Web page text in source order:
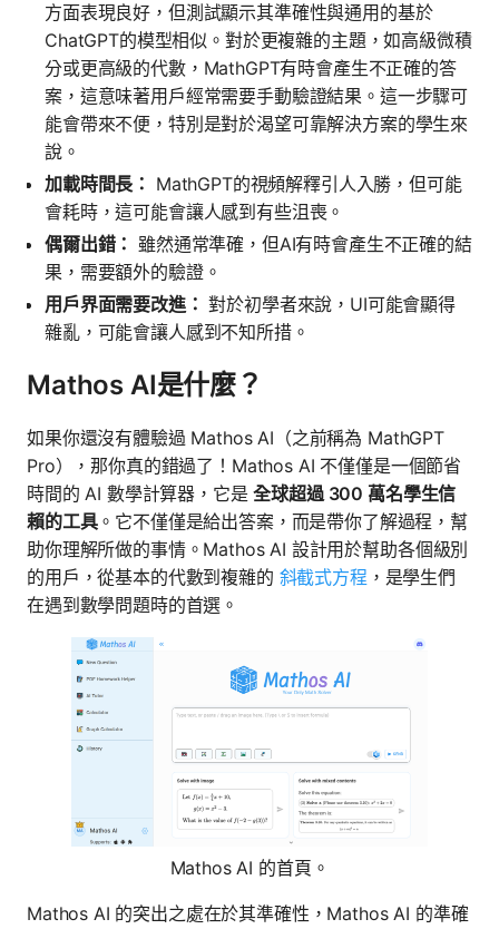
方面表現良好，但測試顯示其準確性與通用的基於
ChatGPT的模型相似。對於更複雜的主題，如高級微積
分或更高級的代數，MathGPT有時會產生不正確的答
案，這意味著用戶經常需要手動驗證結果。這一步驟可
能會帶來不便，特別是對於渴望可靠解決方案的學生來
說。
加載時間長： MathGPT的視頻解釋引人入勝，但可能
會耗時，這可能會讓人感到有些沮喪。
偶爾出錯： 雖然通常準確，但AI有時會產生不正確的結
果，需要額外的驗證。
用戶界面需要改進： 對於初學者來說，UI可能會顯得
雜亂，可能會讓人感到不知所措。
Mathos AI是什麼？
如果你還沒有體驗過 Mathos AI（之前稱為 MathGPT
Pro），那你真的錯過了！Mathos AI 不僅僅是一個節省
時間的 AI 數學計算器，它是全球超過 300 萬名學生信
賴的工具。它不僅僅是給出答案，而是帶你了解過程，幫
助你理解所做的事情。Mathos AI 設計用於幫助各個級別
的用戶，從基本的代數到複雜的 斜截式方程 ，是學生們
在遇到數學問題時的首選。
Mathos AI 的首頁。
Mathos AI 的突出之處在於其準確性，Mathos AI 的準確